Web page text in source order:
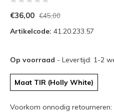
€36,00 €45,00
Artikelcode: 41.20.233.57
Op voorraad - Levertijd: 1-2
Maat TIR (Holly White)
Voorkom onnodig retourneren: